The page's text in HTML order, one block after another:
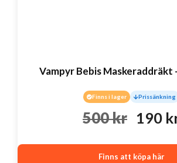
Vampyr Bebis Maskeraddräkt
Finns i lager Prissänkning
500kr Det
190
Finns att köpa här